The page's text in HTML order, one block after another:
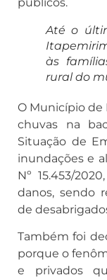
Até o
às
rural do
O Município de
chuvas na
Situação de
inundações e
Nº 15.453/
danos, sendo
de
Também foi
porque o
e privados